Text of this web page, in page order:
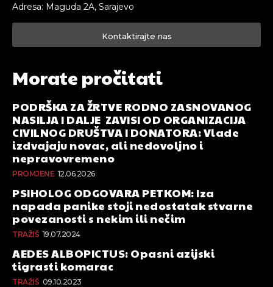
Adresa: Maguda 2A, Sarajevo
Kontaktirajte nas
Morate pročitati
PODRŠKA ZA ŽRTVE RODNO ZASNOVANOG
NASILJA I DALJE ZAVISI OD ORGANIZACIJA
CIVILNOG DRUŠTVA I DONATORA: Vlade
izdvajaju novac, ali nedovoljno i
nepravovremeno
PROMJENE 12.06.2026
PSIHOLOG ODGOVARA PETKOM: Iza
napada panike stoji nedostatak stvarne
povezanosti s nekim ili nečim
TRAŽIŠ 19.07.2024
AEDES ALBOPICTUS: Opasni azijski
tigrasti komarac
TRAŽIŠ 09.10.2023